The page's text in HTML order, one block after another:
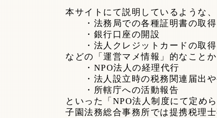
本サイトにて説明しているような、
・法務局での各種証明書の取得
・銀行口座の開設
・法人クレジットカードの取得
などの「運営マメ情報」的なこと
・NPO法人の経理代行
・法人設立時の税務関連届出や
・所轄庁への活動報告
といった「NPO法人制度にて定め
子園法務総合事務所では提携税理